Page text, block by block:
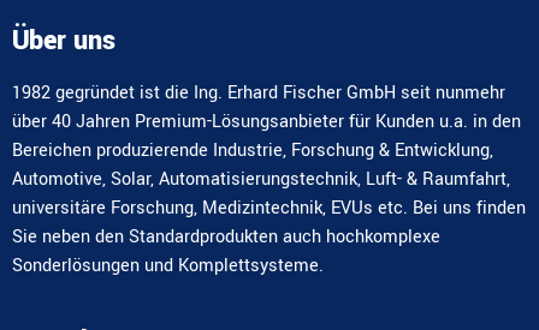
Über uns
1982 gegründet ist die Ing. Erhard Fischer GmbH seit nunmehr
über 40 Jahren Premium-Lösungsanbieter für Kunden u.a. in den
Bereichen produzierende Industrie, Forschung & Entwicklung,
Automotive, Solar, Automatisierungstechnik, Luft- & Raumfahrt,
universitäre Forschung, Medizintechnik, EVUs etc. Bei uns finden
Sie neben den Standardprodukten auch hochkomplexe
Sonderlösungen und Komplettsysteme.